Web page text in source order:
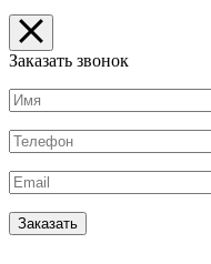
Заказать звонок